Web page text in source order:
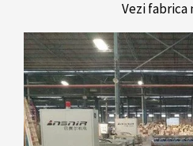
Vezi fabrica